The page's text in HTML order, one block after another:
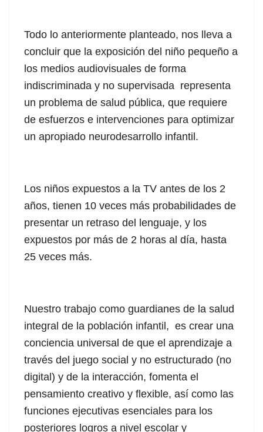
Todo lo anteriormente planteado, nos lleva a
concluir que la exposición del niño pequeño a
los medios audiovisuales de forma
indiscriminada y no supervisada representa
un problema de salud pública, que requiere
de esfuerzos e intervenciones para optimizar
un apropiado neurodesarrollo infantil.
Los niños expuestos a la TV antes de los 2
años, tienen 10 veces más probabilidades de
presentar un retraso del lenguaje, y los
expuestos por más de 2 horas al día, hasta
25 veces más.
Nuestro trabajo como guardianes de la salud
integral de la población infantil, es crear una
conciencia universal de que el aprendizaje a
través del juego social y no estructurado (no
digital) y de la interacción, fomenta el
pensamiento creativo y flexible, así como las
funciones ejecutivas esenciales para los
posteriores logros a nivel escolar y